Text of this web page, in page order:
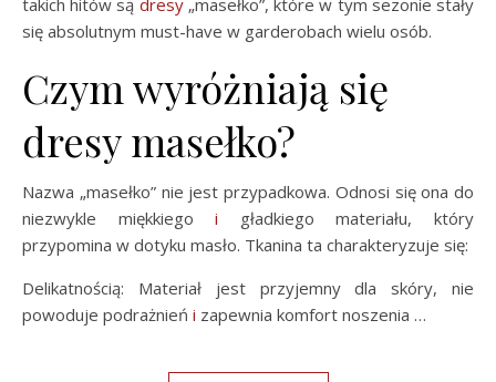
takich hitów są dresy„masełko”, które w tym sezonie stały
się absolutnym must-have w garderobach wielu osób.
Czym wyróżniają się
dresy masełko?
Nazwa „masełko” nie jest przypadkowa. Odnosi się ona do
niezwykle miękkiegoi gładkiego materiału, który
przypomina w dotyku masło. Tkanina ta charakteryzuje się:
Delikatnością: Materiał jest przyjemny dla skóry, nie
powoduje podrażnień i zapewnia komfort noszenia …